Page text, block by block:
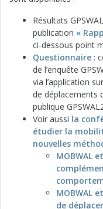
Résultats
publication «
ci-dessous point
Questionnaire :
de l’enquête
via l’application
de déplacements
publique
Voir aussi la
étudier la
nouvelles
MOBWAL
MOBWAL
de